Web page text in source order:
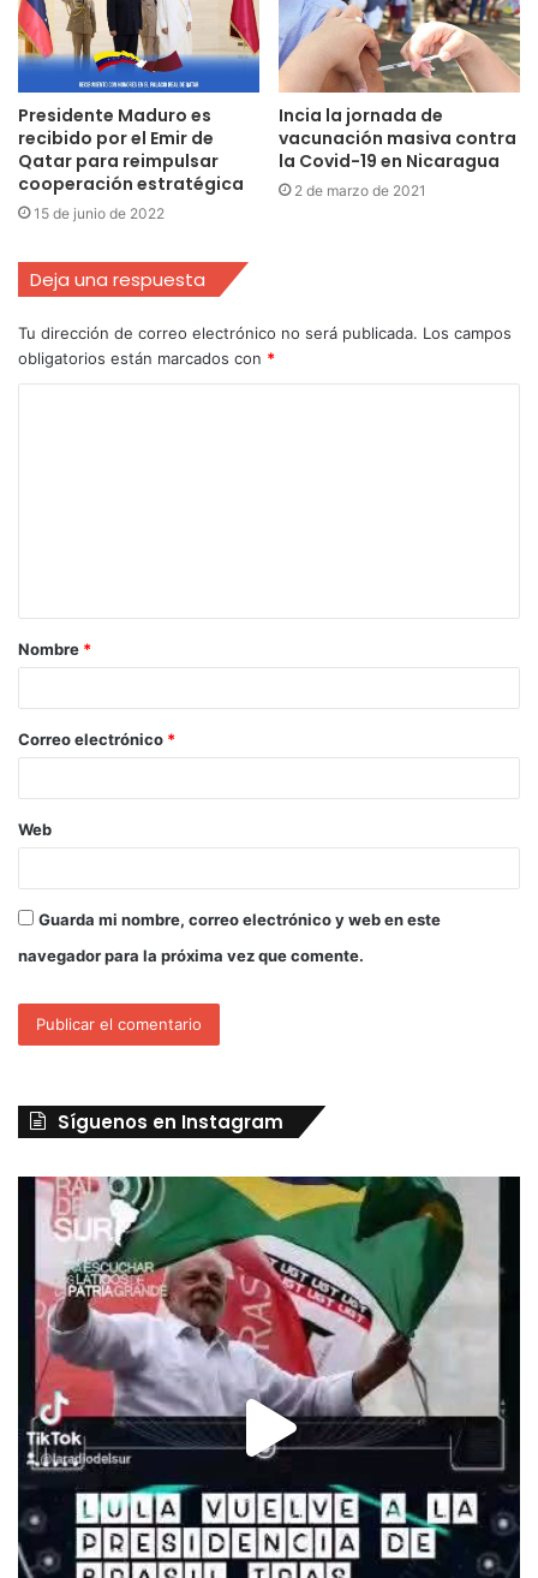
Presidente Maduro es
recibido por el Emir de
Qatar para reimpulsar
cooperación estratégica
15 de junio de 2022
Incia la jornada de
vacunación masiva contra
la Covid-19 en Nicaragua
2 de marzo de 2021
Deja una respuesta
Tu dirección de correo electrónico no será publicada. Los campos
obligatorios están marcados con *
Nombre *
Correo electrónico *
Web
Guarda mi nombre, correo electrónico y web en este
navegador para la próxima vez que comente.
Síguenos en Instagram